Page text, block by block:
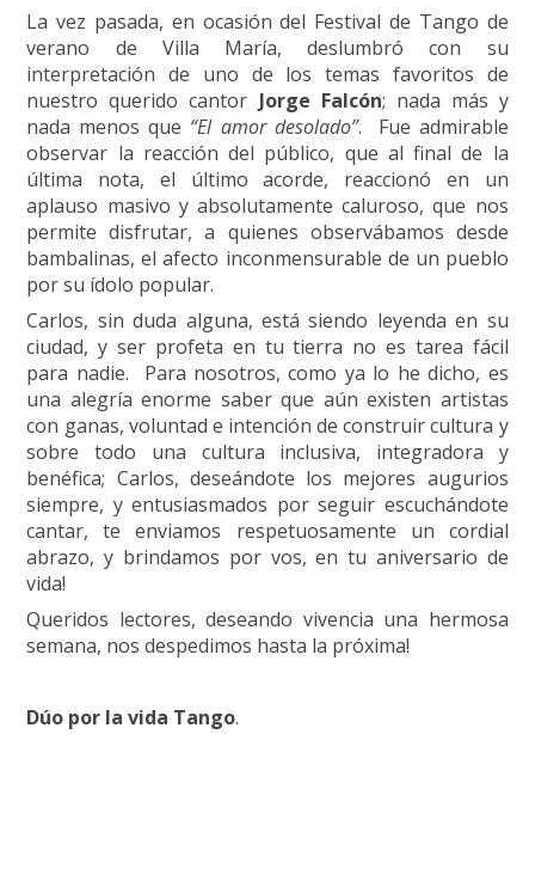
La vez pasada, en ocasión del Festival de Tango de
verano de Villa María, deslumbró con su
interpretación de uno de los temas favoritos de
nuestro querido cantor Jorge Falcón; nada más y
nada menos que “El amor desolado”. Fue admirable
observar la reacción del público, que al final de la
última nota, el último acorde, reaccionó en un
aplauso masivo y absolutamente caluroso, que nos
permite disfrutar, a quienes observábamos desde
bambalinas, el afecto inconmensurable de un pueblo
por su ídolo popular.
Carlos, sin duda alguna, está siendo leyenda en su
ciudad, y ser profeta en tu tierra no es tarea fácil
para nadie. Para nosotros, como ya lo he dicho, es
una alegría enorme saber que aún existen artistas
con ganas, voluntad e intención de construir cultura y
sobre todo una cultura inclusiva, integradora y
benéfica; Carlos, deseándote los mejores augurios
siempre, y entusiasmados por seguir escuchándote
cantar, te enviamos respetuosamente un cordial
abrazo, y brindamos por vos, en tu aniversario de
vida!
Queridos lectores, deseando vivencia una hermosa
semana, nos despedimos hasta la próxima!
Dúo por la vida Tango.